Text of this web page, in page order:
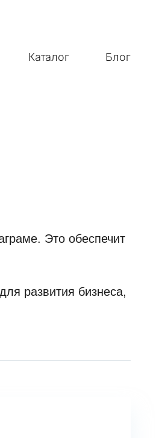
Каталог Блог
Это обеспечит
развития бизнеса,